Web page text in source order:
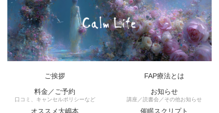
ご挨拶
FAP療法とは
料金／ご予約
口コミ、キャンセルポリシーなど
お知らせ
講座／読書会／その他お知らせ
オススメ大嶋本 催眠スクリプト